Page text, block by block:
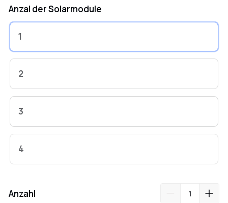
Anzal der Solarmodule
1
2
3
4
Anzahl